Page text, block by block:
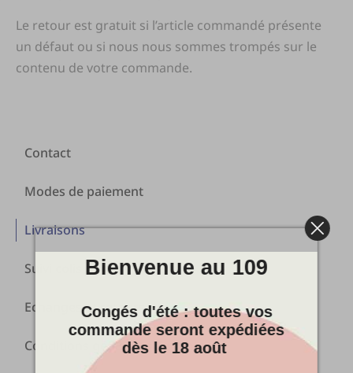
Le retour est gratuit si l’article commandé présente
un défaut ou si nous nous sommes trompés sur le
contenu de votre commande.
Contact
Modes de paiement
Livraisons
Suivi colis
Echanges et retours
Conditions générales de vente
Bienvenue au 109
Congés d'été : toutes vos
commande seront expédiées
dès le 18 août